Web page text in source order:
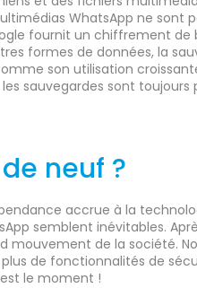
WhatsApp ne sont
fournit un chiffrement
formes de données, la
son utilisation
sauvegardes sont toujours
neuf ?
accrue à la
semblent inévitables.
mouvement de la société.
de fonctionnalités de
le moment !